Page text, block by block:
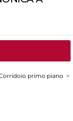
primo piano >